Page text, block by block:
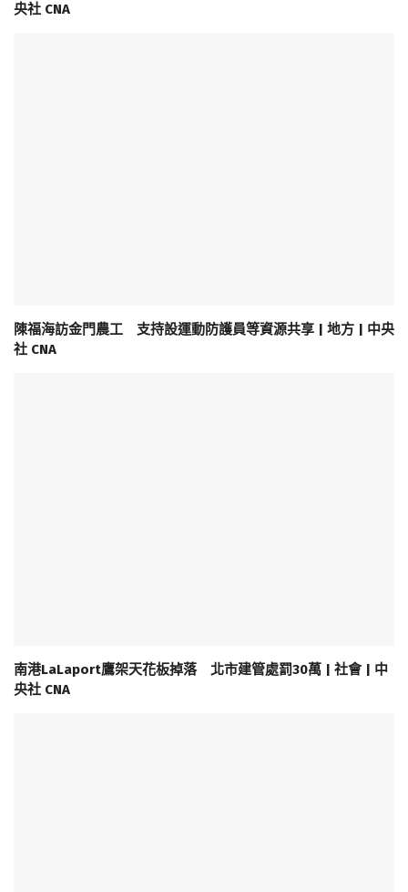
央社 CNA
陳福海訪金門農工 支持設運動防護員等資源共享 | 地方 | 中央
社 CNA
南港LaLaport鷹架天花板掉落 北市建管處罰30萬 | 社會 | 中
央社 CNA